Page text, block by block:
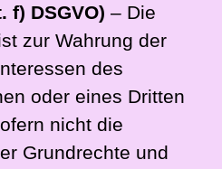
f) DSGVO) – Die
zur Wahrung der
des
oder eines Dritten
nicht die
Grundrechte und